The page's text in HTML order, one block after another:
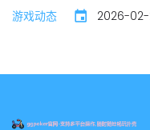
游戏动态 2026-02-